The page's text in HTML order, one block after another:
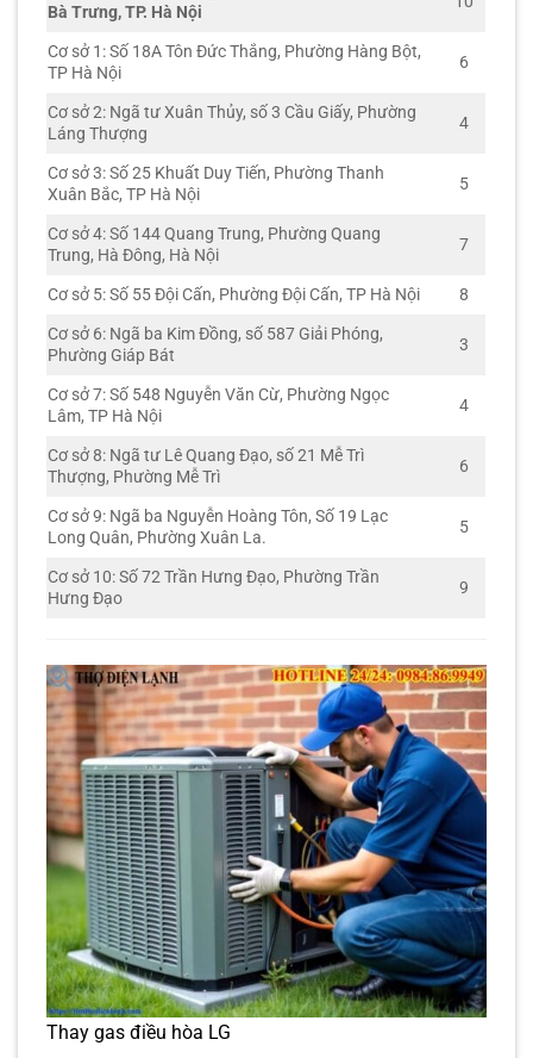
Bà Trưng, TP. Hà Nội
Cơ sở 1: Số 18A Tôn Đức Thắng, Phường Hàng Bột,
TP Hà Nội
6
Cơ sở 2: Ngã tư Xuân Thủy, số 3 Cầu Giấy, Phường
Láng Thượng
4
Cơ sở 3: Số 25 Khuất Duy Tiến, Phường Thanh
Xuân Bắc, TP Hà Nội
5
Cơ sở 4: Số 144 Quang Trung, Phường Quang
Trung, Hà Đông, Hà Nội
7
Cơ sở 5: Số 55 Đội Cấn, Phường Đội Cấn, TP Hà Nội
8
Cơ sở 6: Ngã ba Kim Đồng, số 587 Giải Phóng,
Phường Giáp Bát
3
Cơ sở 7: Số 548 Nguyễn Văn Cừ, Phường Ngọc
Lâm, TP Hà Nội
4
Cơ sở 8: Ngã tư Lê Quang Đạo, số 21 Mễ Trì
Thượng, Phường Mễ Trì
6
Cơ sở 9: Ngã ba Nguyễn Hoàng Tôn, Số 19 Lạc
Long Quân, Phường Xuân La.
5
Cơ sở 10: Số 72 Trần Hưng Đạo, Phường Trần
Hưng Đạo
9
Thay gas điều hòa LG